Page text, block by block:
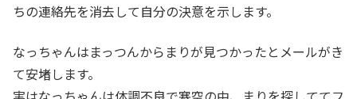
ちの連絡先を消去して自分の決意を示します。
なっちゃんはまっつんからまりが見つかったとメールがき
て安堵します。